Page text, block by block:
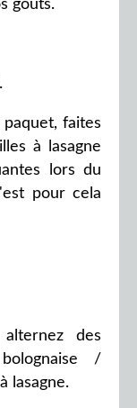
goûts.
faites
à lasagne
lors du
pour cela
des
/
lasagne.